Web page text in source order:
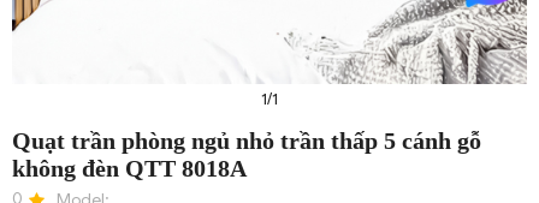
1/1
Quạt trần phòng ngủ nhỏ trần thấp 5 cánh gỗ
không đèn QTT 8018A